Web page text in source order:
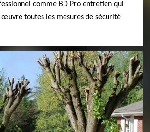
comme BD Pro entretien qui
toutes les mesures de sécurité